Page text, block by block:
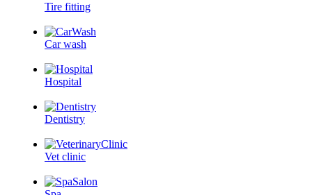
Tire fitting
Car wash
Hospital
Dentistry
Vet clinic